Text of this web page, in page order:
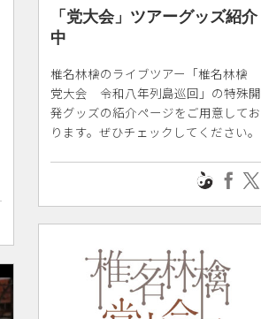
「党大会」ツアーグッズ紹介
中
椎名林檎のライブツアー「椎名林檎
党大会 令和八年列島巡回」の特殊開
発グッズの紹介ページをご用意してお
ります。ぜひチェックしてください。